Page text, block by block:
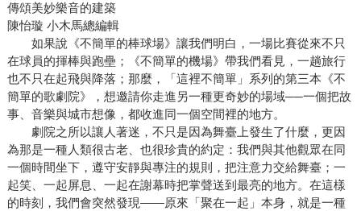
傳頌美妙樂音的建築
陳怡璇 小木馬總編輯
如果說《不簡單的棒球場》讓我們明白，一場比賽從來不只
在球員的揮棒與跑壘；《不簡單的機場》帶我們看見，一趟旅行
也不只在起飛與降落；那麼，「這裡不簡單」系列的第三本《不
簡單的歌劇院》，想邀請你走進另一種更奇妙的場域──一個把故
事、音樂與城市想像，都收進同一個空間裡的地方。
劇院之所以讓人著迷，不只是因為舞臺上發生了什麼，更因
為那是一種人類很古老、也很珍貴的約定：我們與其他觀眾在同
一個時間坐下，遵守安靜與專注的規則，把注意力交給舞臺；一
起笑、一起屏息、一起在謝幕時把掌聲送到最亮的地方。在這樣
的時刻，我們會突然發現——原來「聚在一起」本身，就是一種